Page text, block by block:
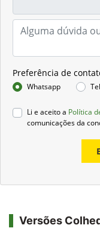
Preferência de
Whatsapp
Li e aceito a Política
comunicações da
Versões